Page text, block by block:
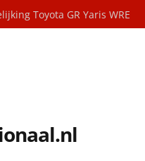
Toyota GR Yaris WRE